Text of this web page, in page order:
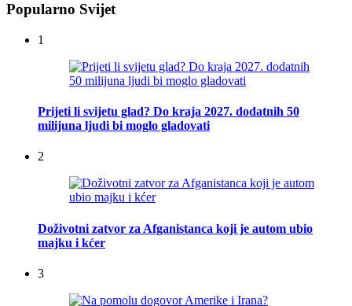
Popularno Svijet
1
Prijeti li svijetu glad? Do kraja 2027. dodatnih 50
milijuna ljudi bi moglo gladovati
2
Doživotni zatvor za Afganistanca koji je autom ubio
majku i kćer
3